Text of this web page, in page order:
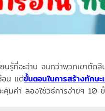
นรู้ที่จะอ่าน จนกว่าพวกเขาตั
อน แต่ขั้นตอนในการสร้างทักษ
คุ้มค่า ลองใช้วิธีการง่ายๆ 10